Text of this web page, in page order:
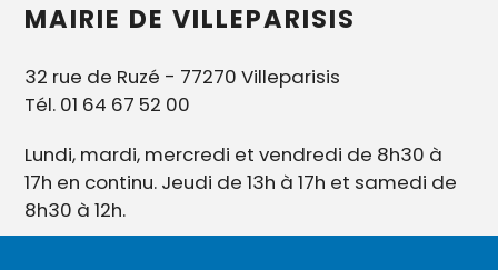
MAIRIE DE VILLEPARISIS
32 rue de Ruzé - 77270 Villeparisis
Tél. 01 64 67 52 00
Lundi, mardi, mercredi et vendredi de 8h30 à
17h en continu. Jeudi de 13h à 17h et samedi de
8h30 à 12h.